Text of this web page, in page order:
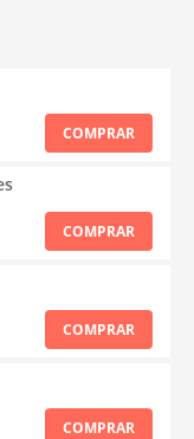
COMPRAR
COMPRAR
COMPRAR
COMPRAR